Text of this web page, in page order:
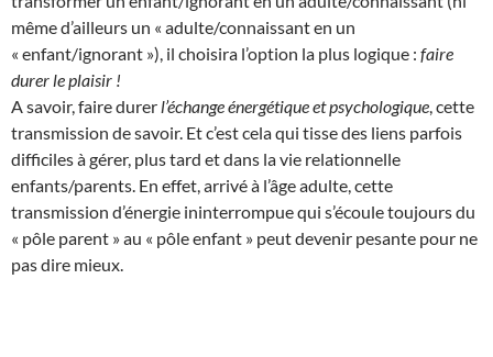
même d’ailleurs un « adulte/connaissant en un
« enfant/ignorant »), il choisira l’option la plus logique : faire
durer le plaisir !
A savoir, faire durer l’échange énergétique et psychologique , cette
transmission de savoir. Et c’est cela qui tisse des liens parfois
difficiles à gérer, plus tard et dans la vie relationnelle
enfants/parents. En effet, arrivé à l’âge adulte, cette
transmission d’énergie ininterrompue qui s’écoule toujours du
« pôle parent » au « pôle enfant » peut devenir pesante pour ne
pas dire mieux.